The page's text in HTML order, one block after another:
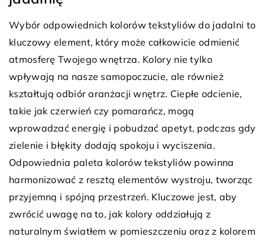
Wybór odpowiednich kolorów tekstyliów do jadalni to
kluczowy element, który może całkowicie odmienić
atmosferę Twojego wnętrza. Kolory nie tylko
wpływają na nasze samopoczucie, ale również
kształtują odbiór aranżacji wnętrz. Ciepłe odcienie,
takie jak czerwień czy pomarańcz, mogą
wprowadzać energię i pobudzać apetyt, podczas gdy
zielenie i błękity dodają spokoju i wyciszenia.
Odpowiednia paleta kolorów tekstyliów powinna
harmonizować z resztą elementów wystroju, tworząc
przyjemną i spójną przestrzeń. Kluczowe jest, aby
zwrócić uwagę na to, jak kolory oddziałują z
naturalnym światłem w pomieszczeniu oraz z kolorem